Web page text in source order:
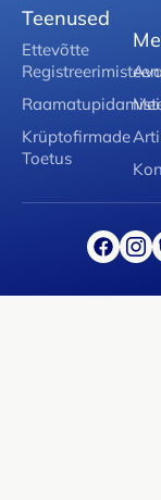
Teenused
Ettevõtte
Krüptofirmade
Toetus